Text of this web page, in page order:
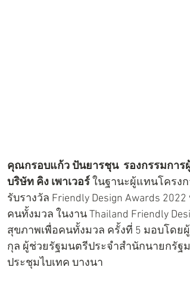
คุณกรอบแก้ว ปันยารชุน  รองกรรมกา
บริษัท คิง เพาเวอร์ ในฐานะผู้แทนโครงก
รับรางวัล Friendly Design Awards
คนทั้งมวล ในงาน Thailand Friendly
สุขภาพเพื่อคนทั้งมวล ครั้งที่ 5 มอบโด
กุล ผู้ช่วยรัฐมนตรีประจำสำนักนายกรั
ประชุมไบเทค บางนา